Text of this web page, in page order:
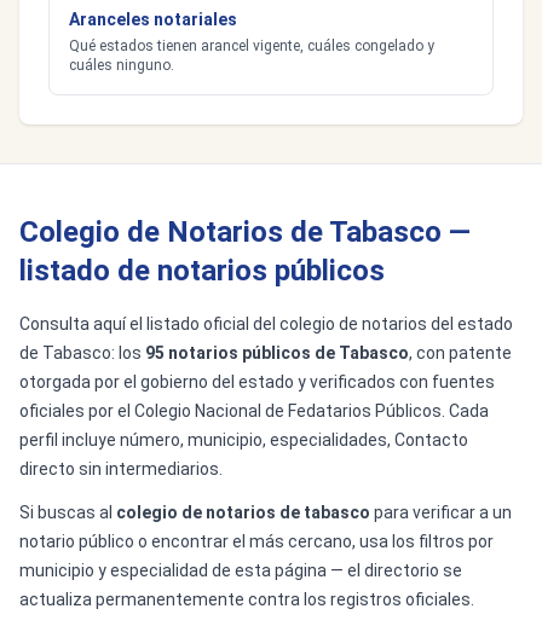
Aranceles notariales
Qué estados tienen arancel vigente, cuáles congelado y
cuáles ninguno.
Colegio de Notarios de Tabasco —
listado de notarios públicos
Consulta aquí el listado oficial del colegio de notarios del estado
de Tabasco: los 95 notarios públicos de Tabasco, con patente
otorgada por el gobierno del estado y verificados con fuentes
oficiales por el Colegio Nacional de Fedatarios Públicos. Cada
perfil incluye número, municipio, especialidades, Contacto
directo sin intermediarios.
Si buscas al colegio de notarios de tabasco para verificar a un
notario público o encontrar el más cercano, usa los filtros por
municipio y especialidad de esta página — el directorio se
actualiza permanentemente contra los registros oficiales.